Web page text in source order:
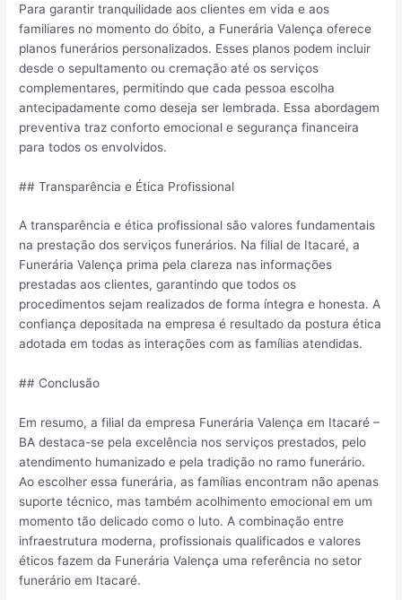
Para garantir tranquilidade aos clientes em vida e aos
familiares no momento do óbito, a Funerária Valença oferece
planos funerários personalizados. Esses planos podem incluir
desde o sepultamento ou cremação até os serviços
complementares, permitindo que cada pessoa escolha
antecipadamente como deseja ser lembrada. Essa abordagem
preventiva traz conforto emocional e segurança financeira
para todos os envolvidos.
## Transparência e Ética Profissional
A transparência e ética profissional são valores fundamentais
na prestação dos serviços funerários. Na filial de Itacaré, a
Funerária Valença prima pela clareza nas informações
prestadas aos clientes, garantindo que todos os
procedimentos sejam realizados de forma íntegra e honesta. A
confiança depositada na empresa é resultado da postura ética
adotada em todas as interações com as famílias atendidas.
## Conclusão
Em resumo, a filial da empresa Funerária Valença em Itacaré –
BA destaca-se pela excelência nos serviços prestados, pelo
atendimento humanizado e pela tradição no ramo funerário.
Ao escolher essa funerária, as famílias encontram não apenas
suporte técnico, mas também acolhimento emocional em um
momento tão delicado como o luto. A combinação entre
infraestrutura moderna, profissionais qualificados e valores
éticos fazem da Funerária Valença uma referência no setor
funerário em Itacaré.